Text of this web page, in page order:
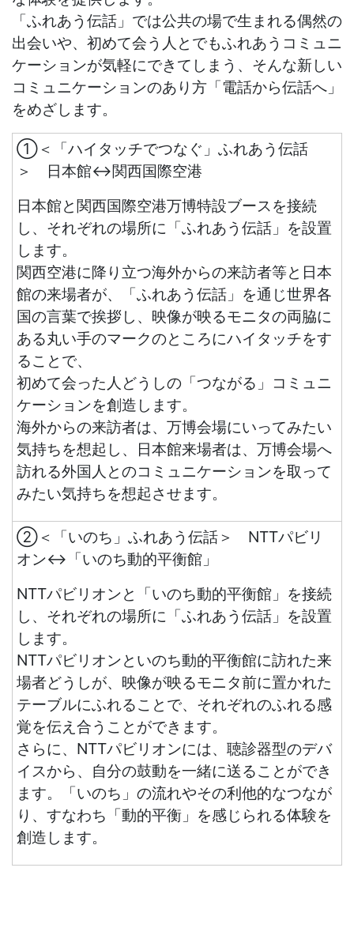
「ふれあう伝話」では公共の場で生まれる偶然の
出会いや、初めて会う人とでもふれあうコミュニ
ケーションが気軽にできてしまう、そんな新しい
コミュニケーションのあり方「電話から伝話へ」
をめざします。
①＜「ハイタッチでつなぐ」ふれあう伝話
＞ 日本館↔関西国際空港
日本館と関西国際空港万博特設ブースを接続
し、それぞれの場所に「ふれあう伝話」を設置
します。
関西空港に降り立つ海外からの来訪者等と日本
館の来場者が、「ふれあう伝話」を通じ世界各
国の言葉で挨拶し、映像が映るモニタの両脇に
ある丸い手のマークのところにハイタッチをす
ることで、
初めて会った人どうしの「つながる」コミュニ
ケーションを創造します。
海外からの来訪者は、万博会場にいってみたい
気持ちを想起し、日本館来場者は、万博会場へ
訪れる外国人とのコミュニケーションを取って
みたい気持ちを想起させます。
②＜「いのち」ふれあう伝話＞ NTTパビリ
オン↔「いのち動的平衡館」
NTTパビリオンと「いのち動的平衡館」を接続
し、それぞれの場所に「ふれあう伝話」を設置
します。
NTTパビリオンといのち動的平衡館に訪れた来
場者どうしが、映像が映るモニタ前に置かれた
テーブルにふれることで、それぞれのふれる感
覚を伝え合うことができます。
さらに、NTTパビリオンには、聴診器型のデバ
イスから、自分の鼓動を一緒に送ることができ
ます。「いのち」の流れやその利他的なつなが
り、すなわち「動的平衡」を感じられる体験を
創造します。